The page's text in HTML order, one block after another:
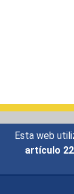
Esta web
artículo